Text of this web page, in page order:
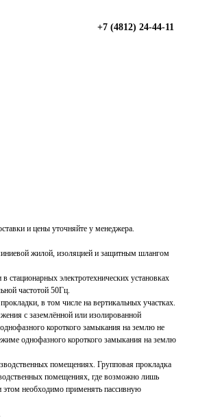
+7 (4812) 24-44-11
и цены уточняйте у менеджера.
жилой, изоляцией и защитным шлангом
стационарных электротехнических установках
частотой 50Гц.
в том числе на вертикальных участках.
с заземлённой или изолированной
короткого замыкания на землю не
однофазного короткого замыкания на землю
помещениях. Групповая прокладка
помещениях, где возможно лишь
этом необходимо применять пассивную